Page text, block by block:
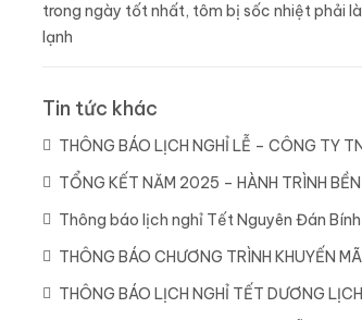
trong ngày tốt nhất, tôm bị sốc nhiệt phải
lạnh
Tin tức khác
THÔNG BÁO LỊCH NGHỈ LỄ – CÔNG TY
TỔNG KẾT NĂM 2025 – HÀNH TRÌNH
Thông báo lịch nghỉ Tết Nguyên Đán
THÔNG BÁO CHƯƠNG TRÌNH KHUYẾN
THÔNG BÁO LỊCH NGHỈ TẾT DƯƠNG